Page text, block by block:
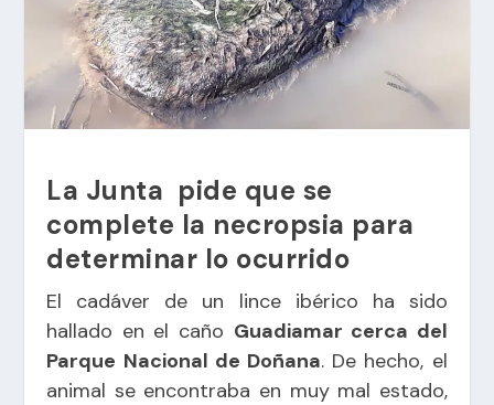
La Junta pide que se
complete la necropsia para
determinar lo ocurrido
El cadáver de un lince ibérico ha sido
hallado en el caño Guadiamar cerca del
Parque Nacional de Doñana. De hecho, el
animal se encontraba en muy mal estado,